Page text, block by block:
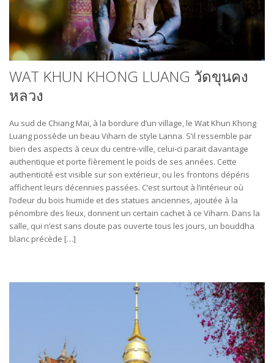
WAT KHUN KHONG LUANG วัดขุนคง
หลวง
Au sud de Chiang Mai, à la bordure d’un village, le Wat Khun Khong
Luang possède un beau Viharn de style Lanna. S’il ressemble par
bien des aspects à ceux du centre-ville, celui-ci parait davantage
authentique et porte fièrement le poids de ses années. Cette
authenticité est visible sur son extérieur, ou les frontons dépéris
affichent leurs décennies passées. C’est surtout à l’intérieur où
l’odeur du bois humide et des statues anciennes, ajoutée à la
pénombre des lieux, donnent un certain cachet à ce Viharn. Dans la
salle, qui n’est sans doute pas ouverte tous les jours, un bouddha
blanc précède […]